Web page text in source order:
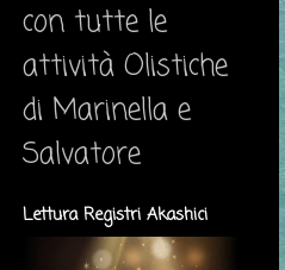
con tutte le
attività Olistiche
di Marinella e
Salvatore
Lettura Registri Akashici